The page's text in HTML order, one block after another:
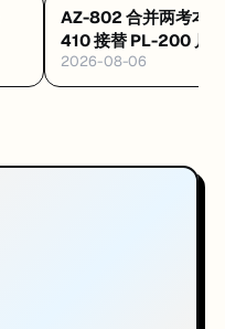
AZ-802 合并两考本
410 接替 PL-200 月
·Databricks 考纲五
2026-08-06